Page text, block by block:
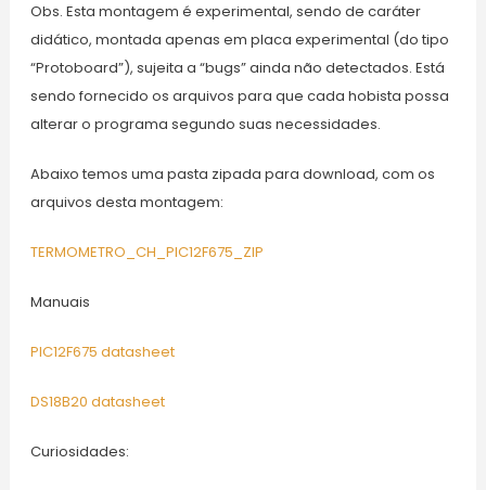
Obs. Esta montagem é experimental, sendo de caráter
didático, montada apenas em placa experimental (do tipo
“Protoboard”), sujeita a “bugs” ainda não detectados. Está
sendo fornecido os arquivos para que cada hobista possa
alterar o programa segundo suas necessidades.
Abaixo temos uma pasta zipada para download, com os
arquivos desta montagem:
TERMOMETRO_CH_PIC12F675_ZIP
Manuais
PIC12F675 datasheet
DS18B20 datasheet
Curiosidades: